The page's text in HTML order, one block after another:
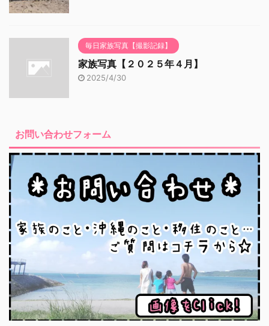
毎日家族写真【撮影記録】
家族写真【２０２５年４月】
2025/4/30
お問い合わせフォーム